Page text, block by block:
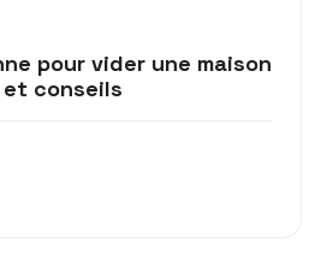
pour vider une maison
conseils